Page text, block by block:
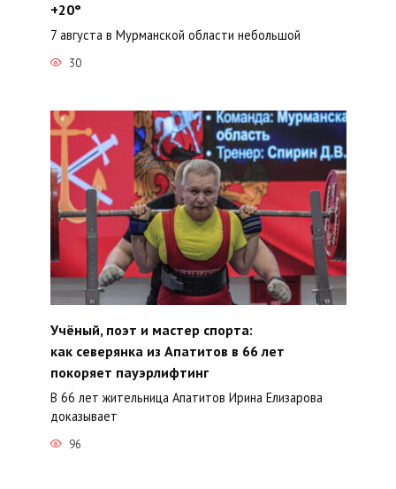
+20°
7 августа в Мурманской области небольшой
30
Учёный, поэт и мастер спорта:
как северянка из Апатитов в 66 лет
покоряет пауэрлифтинг
В 66 лет жительница Апатитов Ирина Елизарова
доказывает
96